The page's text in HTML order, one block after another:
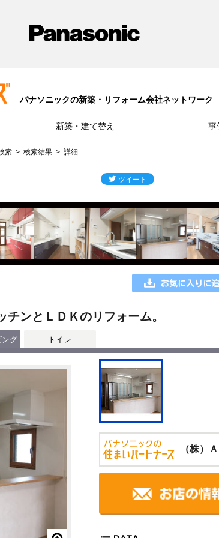
パナソニックの新築・リフォーム会社ネットワーク
新築・建て替え 事
索 検索結果 詳細
ンとＬＤＫのリフォーム。
ング トイレ
（株）